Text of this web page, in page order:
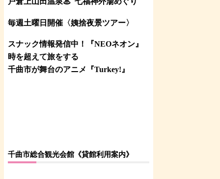
毎週土曜日開催〈姨捨夜景ツアー〉
スナック情報発信中！『NEOネオン』
時を超えて旅をする
千曲市が舞台のアニメ『Turkey!』
千曲市総合観光会館《貸館利用案内》